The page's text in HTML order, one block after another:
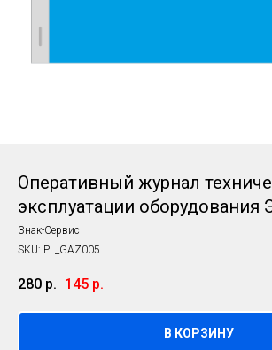
Оперативный журнал
эксплуатации оборудования
Знак-Сервис
SKU: PL_GAZ005
280 р. 145 р.
В КОРЗИНУ